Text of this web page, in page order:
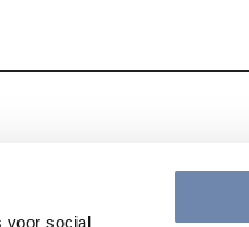
voor social
de hoogte met onze nieuwsbrief